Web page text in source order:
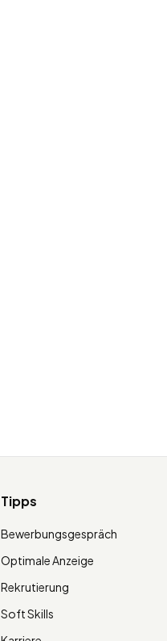
Tipps
Bewerbungsgespräch
Optimale Anzeige
Rekrutierung
Soft Skills